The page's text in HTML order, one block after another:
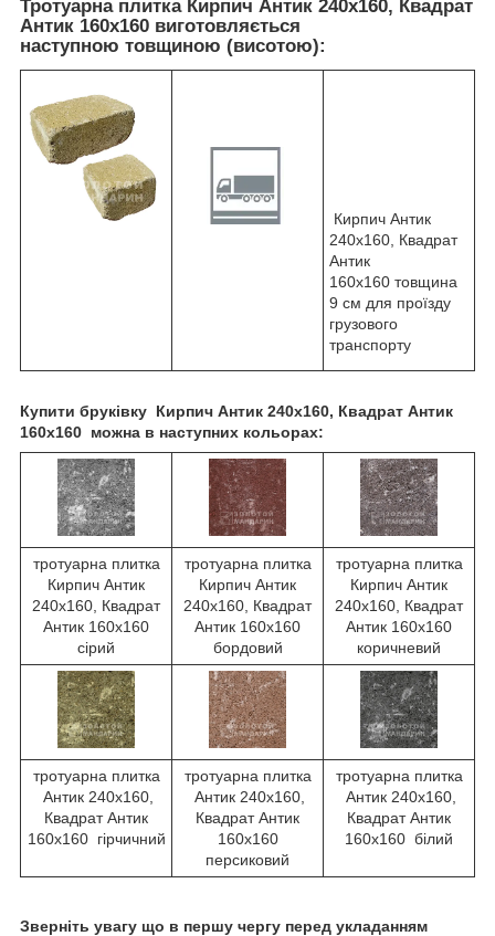
Тротуарна плитка Кирпич Антик 240х160, Квадрат
Антик 160х160 виготовляється
наступною товщиною (висотою):
Кирпич Антик
240х160, Квадрат
Антик
160х160 товщина
9 см для проїзду
грузового
транспорту
Купити бруківку Кирпич Антик 240х160, Квадрат Антик
160х160 можна в наступних кольорах:
тротуарна плитка
Кирпич Антик
240х160, Квадрат
Антик 160х160
сірий
тротуарна плитка
Кирпич Антик
240х160, Квадрат
Антик 160х160
бордовий
тротуарна плитка
Кирпич Антик
240х160, Квадрат
Антик 160х160
коричневий
тротуарна плитка
Антик 240х160,
Квадрат Антик
160х160 гірчичний
тротуарна плитка
Антик 240х160,
Квадрат Антик
160х160
персиковий
тротуарна плитка
Антик 240х160,
Квадрат Антик
160х160 білий
Зверніть увагу що в першу чергу перед укладанням